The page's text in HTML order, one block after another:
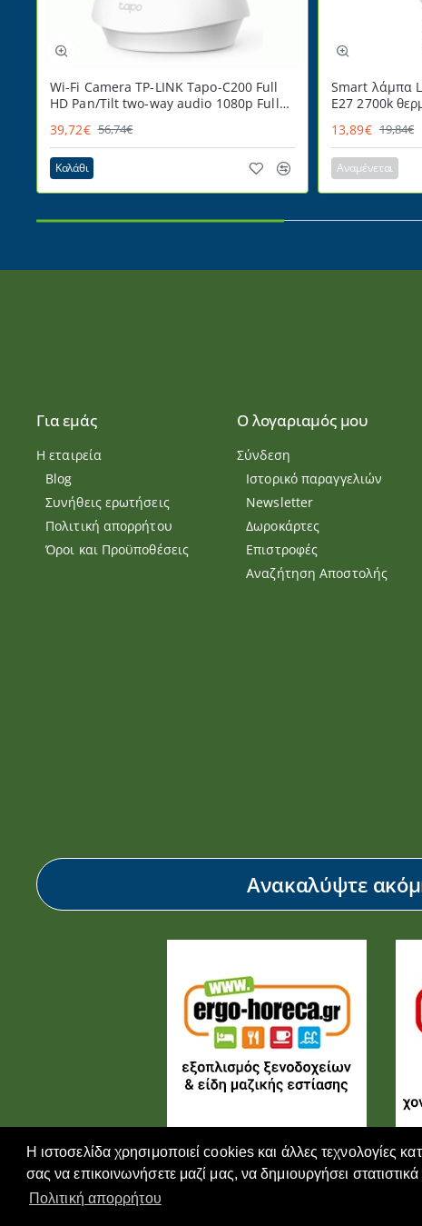
Η ιστοσελίδα χρησιμοποιεί cookies και άλλες τεχνολογίες
σας να επικοινωνήσετε μαζί μας, να δημιουργήσει
Πολιτική απορρήτου
Wi-Fi Camera TP-LINK Tapo-C200 Full
HD Pan/Tilt two-way audio 1080p Full
39,72€ 56,74€
Καλάθι
Smart λάμπα
E27 2700k
13,89€ 19,84€
Αναμένεται
Για εμάς
Η εταιρεία
Blog
Συνήθεις ερωτήσεις
Πολιτική απορρήτου
Όροι και Προϋποθέσεις
Ο λογαριαμός μου
Σύνδεση
Ιστορικό παραγγελιών
Newsletter
Δωροκάρτες
Επιστροφές
Αναζήτηση Αποστολής
Ανακαλύψτε